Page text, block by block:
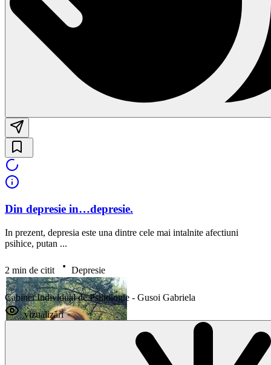
Din depresie in…depresie.
In prezent, depresia este una dintre cele mai intalnite afectiuni
psihice, putan ...
2 min de citit Depresie
Cabinet Individual de Psihologie - Gusoi Gabriela
vizualizări